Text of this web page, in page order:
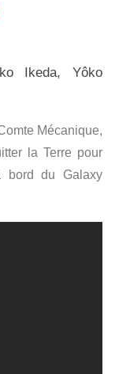
Ikeda, Yôko
Mécanique,
la Terre pour
bord du Galaxy